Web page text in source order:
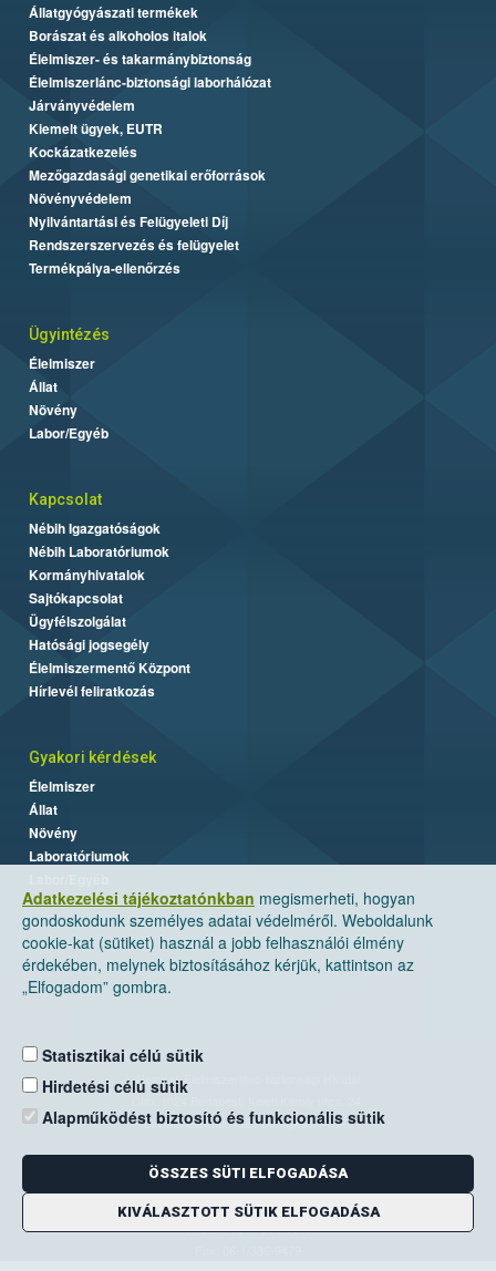
Adatkezelési tájékoztatónkban megismerheti, hogyan
gondoskodunk személyes adatai védelméről. Weboldalunk
cookie-kat (sütiket) használ a jobb felhasználói élmény
érdekében, melynek biztosításához kérjük, kattintson az
„Elfogadom” gombra.
Statisztikai célú sütik
Hirdetési célú sütik
Alapműködést biztosító és funkcionális sütik
ÖSSZES SÜTI ELFOGADÁSA
KIVÁLASZTOTT SÜTIK ELFOGADÁSA
Állatgyógyászati termékek
Borászat és alkoholos italok
Élelmiszer- és takarmánybiztonság
Élelmiszerlánc-biztonsági laborhálózat
Járványvédelem
Kiemelt ügyek, EUTR
Kockázatkezelés
Mezőgazdasági genetikai erőforrások
Növényvédelem
Nyilvántartási és Felügyeleti Díj
Rendszerszervezés és felügyelet
Termékpálya-ellenőrzés
Ügyintézés
Élelmiszer
Állat
Növény
Labor/Egyéb
Kapcsolat
Nébih Igazgatóságok
Nébih Laboratóriumok
Kormányhivatalok
Sajtókapcsolat
Ügyfélszolgálat
Hatósági jogsegély
Élelmiszermentő Központ
Hírlevél feliratkozás
Gyakori kérdések
Élelmiszer
Állat
Növény
Laboratóriumok
Nemzeti Élelmiszerlánc-biztonsági Hivatal
Levelezési cím: 1525 Budapest. Pf. 30.
E-mail:ugyfelszolgalat@nebih.gov.hu
Zöld szám: 06-80/263-244
Telefon: 06-1/ 336-9000